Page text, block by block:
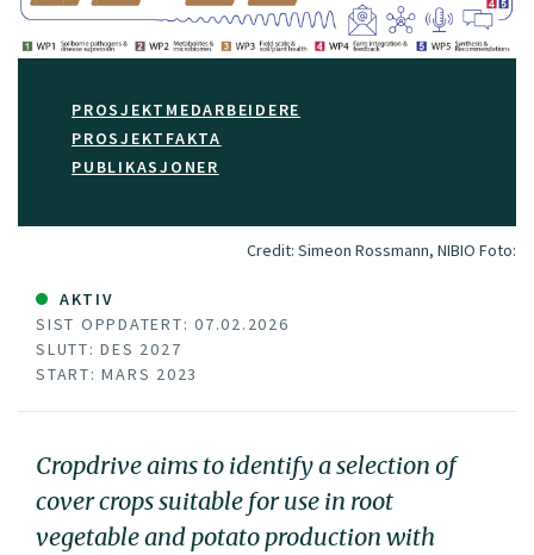
PROSJEKTMEDARBEIDERE
PROSJEKTFAKTA
PUBLIKASJONER
Credit: Simeon Rossmann, NIBIO Foto:
AKTIV
SIST OPPDATERT: 07.02.2026
SLUTT: DES 2027
START: MARS 2023
Cropdrive aims to identify a selection of
cover crops suitable for use in root
vegetable and potato production with